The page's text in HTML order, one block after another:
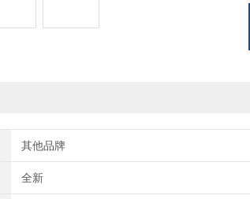
其他品牌
全新